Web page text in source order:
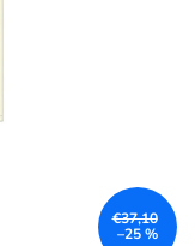
€37,10
–25 %